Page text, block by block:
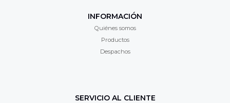
INFORMACIÓN
Quiénes somos
Productos
Despachos
SERVICIO AL CLIENTE